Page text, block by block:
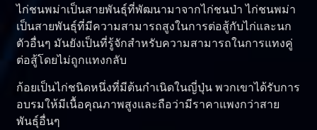
ไก่ชนพม่าเป็นสายพันธุ์ที่พัฒนามาจากไก่ชนป่า ไก่ชนพม่า
เป็นสายพันธุ์ที่มีความสามารถสูงในการต่อสู้กับไก่และนก
ตัวอื่นๆ มันยังเป็นที่รู้จักสำหรับความสามารถในการแทงคู่
ต่อสู้โดยไม่ถูกแทงกลับ
ก้อยเป็นไก่ชนิดหนึ่งที่มีต้นกำเนิดในญี่ปุ่น พวกเขาได้รับการ
อบรมให้มีเนื้อคุณภาพสูงและถือว่ามีราคาแพงกว่าสาย
พันธุ์อื่นๆ